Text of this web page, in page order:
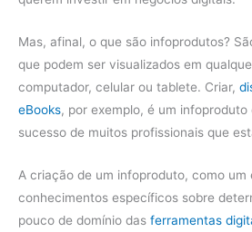
Mas, afinal, o que são infoprodutos?
que podem ser visualizados em
computador, celular ou tablete. Criar,
eBooks, por exemplo, é um
sucesso de muitos profissionais que
A criação de um infoproduto, como um
conhecimentos específicos sobre
pouco de domínio das ferramentas